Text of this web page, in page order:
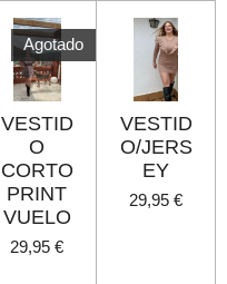
r
r
r
Agotado
VESTID
O
CORTO
PRINT
VUELO
29,95 €
VESTID
O/JERS
EY
29,95 €